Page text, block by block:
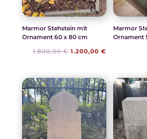
Marmor Stehstein mit
Ornament 60 x 80 cm
1.800,00€ Ursprünglicher
1.800,00 €
1.200,00 €Aktueller
1.200,00 €.
Marmor
Ornament